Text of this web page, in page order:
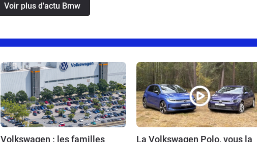
Voir plus d'actu Bmw
Volkswagen : les familles
La Volkswagen Polo, vous la